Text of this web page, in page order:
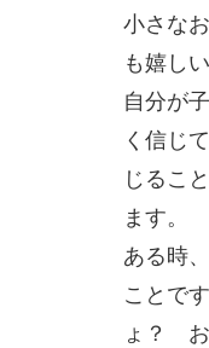
小さな
も嬉し
自分が
く信じ
じるこ
ます。
ある時
ことで
ょ？ お